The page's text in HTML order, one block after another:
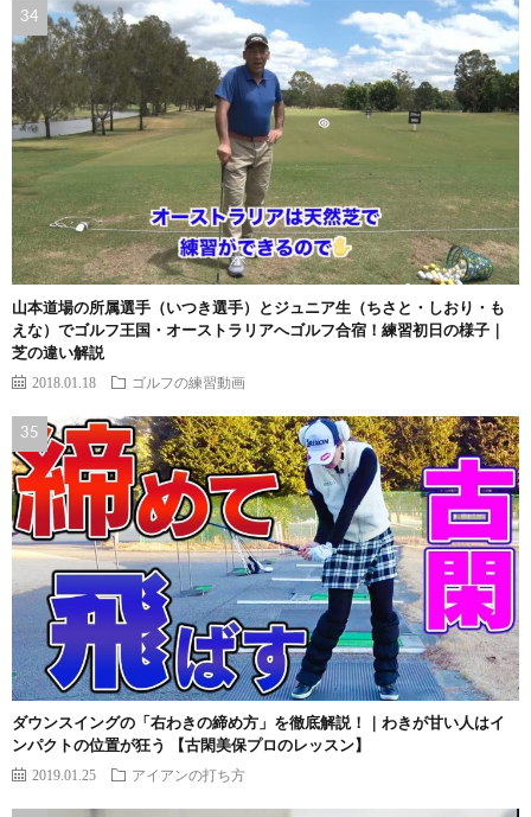
山本道場の所属選手（いつき選手）とジュニア生（ちさと・しおり・も
えな）でゴルフ王国・オーストラリアへゴルフ合宿！練習初日の様子｜
芝の違い解説
2018.01.18 ゴルフの練習動画
ダウンスイングの「右わきの締め方」を徹底解説！｜わきが甘い人はイ
ンパクトの位置が狂う 【古閑美保プロのレッスン】
2019.01.25 アイアンの打ち方